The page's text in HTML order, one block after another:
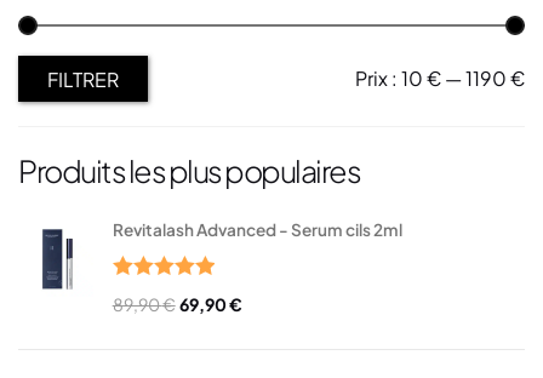
FILTRER Prix : 10 €—1190 €
Produits les plus populaires
Revitalash Advanced - Serum cils 2ml
Note5.00
89,90€69,90€